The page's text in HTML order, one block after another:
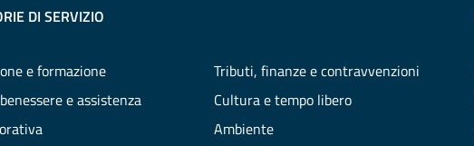
DI SERVIZIO
e formazione
e assistenza
Tributi, finanze e contravvenzioni
Cultura e tempo libero
Ambiente